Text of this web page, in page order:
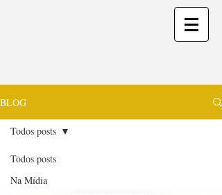
BLOG
Todos posts
Na Mídia
Todos posts